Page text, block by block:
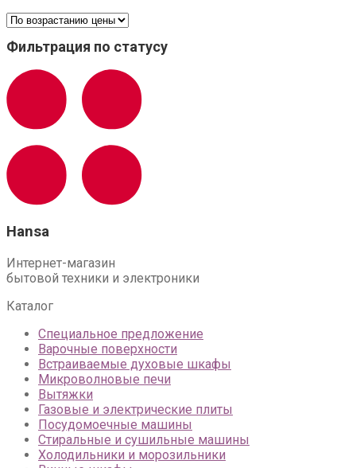
Фильтрация по статусу
Hansa
Интернет-магазин
бытовой техники и электроники
Каталог
Специальное предложение
Варочные поверхности
Встраиваемые духовые шкафы
Микроволновые печи
Вытяжки
Газовые и электрические плиты
Посудомоечные машины
Стиральные и сушильные машины
Холодильники и морозильники